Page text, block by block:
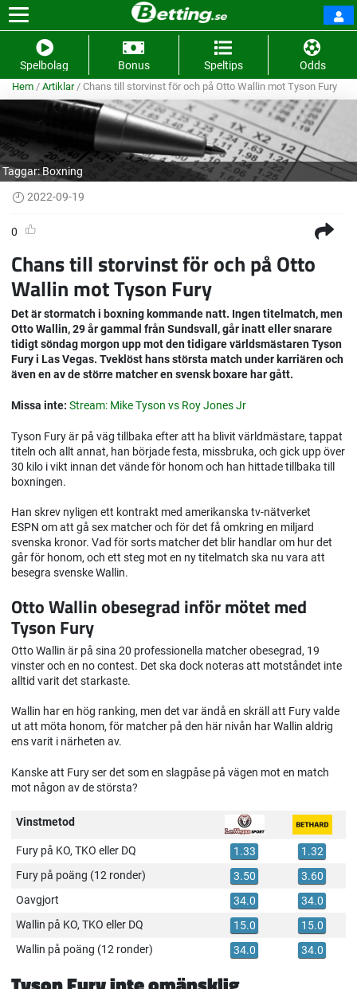
Spelbolag Bonus Speltips Odds
Hem / Artiklar/ Chans till storvinst för och på Otto Wallin mot Tyson Fury
Taggar:Boxning
2022-09-19
0
Chans till storvinst för och på Otto
Wallin mot Tyson Fury
Det är stormatch i boxning kommande natt. Ingen titelmatch, men
Otto Wallin, 29 år gammal från Sundsvall, går inatt eller snarare
tidigt söndag morgon upp mot den tidigare världsmästaren Tyson
Fury i Las Vegas. Tveklöst hans största match under karriären och
även en av de större matcher en svensk boxare har gått.
Missa inte: Stream: Mike Tyson vs Roy Jones Jr
Tyson Fury är på väg tillbaka efter att ha blivit världmästare, tappat
titeln och allt annat, han började festa, missbruka, och gick upp över
30 kilo i vikt innan det vände för honom och han hittade tillbaka till
boxningen.
Han skrev nyligen ett kontrakt med amerikanska tv-nätverket
ESPN om att gå sex matcher och för det få omkring en miljard
svenska kronor. Vad för sorts matcher det blir handlar om hur det
går för honom, och ett steg mot en ny titelmatch ska nu vara att
besegra svenske Wallin.
Otto Wallin obesegrad inför mötet med
Tyson Fury
Otto Wallin är på sina 20 professionella matcher obesegrad, 19
vinster och en no contest. Det ska dock noteras att motståndet inte
alltid varit det starkaste.
Wallin har en hög ranking, men det var ändå en skräll att Fury valde
ut att möta honom, för matcher på den här nivån har Wallin aldrig
ens varit i närheten av.
Kanske att Fury ser det som en slagpåse på vägen mot en match
mot någon av de största?
Vinstmetod
Fury på KO, TKO eller DQ 1.33
1.32
Fury på poäng (12 ronder)
3.50
3.60
Oavgjort
34.0
34.0
Wallin på KO, TKO eller DQ
15.0
15.0
Wallin på poäng (12 ronder)
34.0 34.0